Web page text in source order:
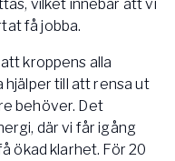
vilket innebär att vi
få jobba.
kroppens alla
till att rensa ut
behöver. Det
där vi får igång
ökad klarhet. För 20